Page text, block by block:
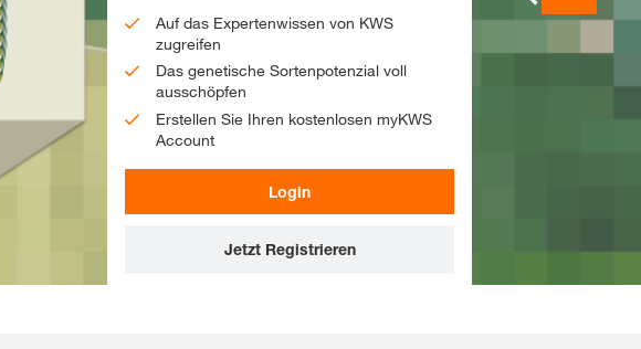
Sorghum
Raps
Saatgut & Lösungen
Bestandesführung
Ernte
& Events
Events
Services
Digital Services
KWS SeedService
myKWS App
Über uns
Kontakt
Mittelland
für Ihr Land:
Auf das Expertenwissen von KWS
zugreifen
Das genetische Sortenpotenzial voll
ausschöpfen
Erstellen Sie Ihren kostenlosen myKWS
Account
Login
Jetzt Registrieren